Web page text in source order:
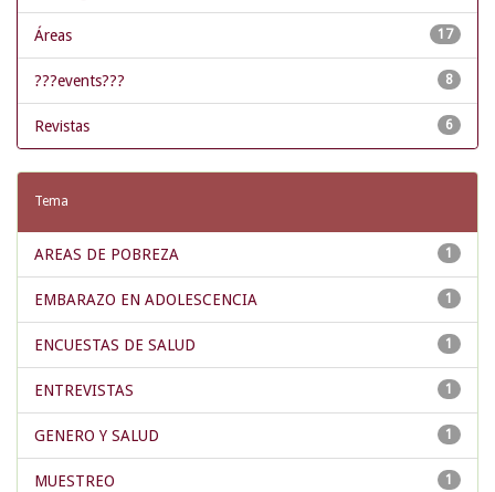
17
Áreas
8
???events???
6
Revistas
Tema
1
AREAS DE POBREZA
1
EMBARAZO EN ADOLESCENCIA
1
ENCUESTAS DE SALUD
1
ENTREVISTAS
1
GENERO Y SALUD
1
MUESTREO